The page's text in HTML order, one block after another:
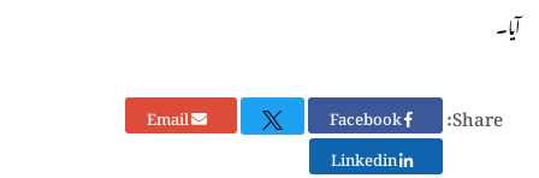
آیا۔
Share:
Email
Linkedin